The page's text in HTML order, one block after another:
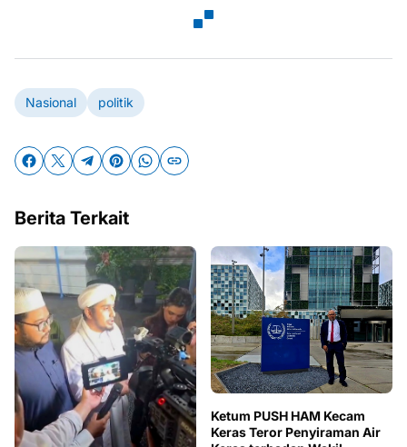
Nasional politik
Berita Terkait
Ketum PUSH HAM Kecam
Keras Teror Penyiraman Air